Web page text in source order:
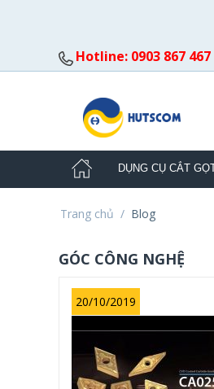
Hotline: 0903 867 467
DỤNG CỤ CẮT
Trang chủ / Blog
GÓC CÔNG NGHỆ
20/10/2019